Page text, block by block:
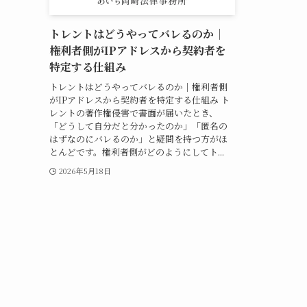
トレントはどうやってバレるのか｜
権利者側がIPアドレスから契約者を
特定する仕組み
トレントはどうやってバレるのか｜権利者側
がIPアドレスから契約者を特定する仕組み ト
レントの著作権侵害で書面が届いたとき、
「どうして自分だと分かったのか」「匿名の
はずなのにバレるのか」と疑問を持つ方がほ
とんどです。権利者側がどのようにしてト...
2026年5月18日